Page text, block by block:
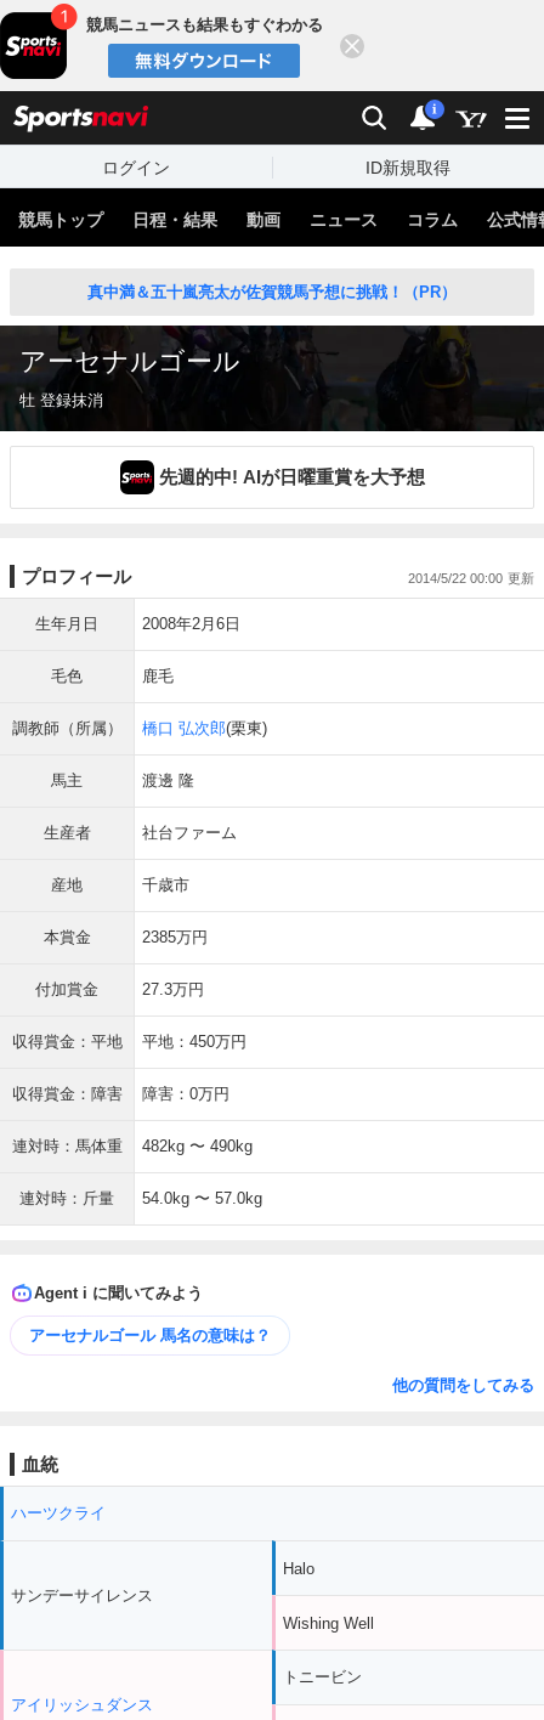
競馬ニュースも結果もすぐわかる
検索 通知
i
ログイン ID新規取得
競馬トップ 日程・結果 動画 ニュース コラム 公式情
真中満＆五十嵐亮太が佐賀競馬予想に挑戦！（PR）
アーセナルゴール
牡 登録抹消
先週的中! AIが日曜重賞を大予想
プロフィール 2014/5/22 00:00
生年月日 2008年2月6日
毛色 鹿毛
調教師（所属） 橋口 弘次郎(栗東)
馬主 渡邊 隆
生産者 社台ファーム
産地 千歳市
本賞金 2385万円
付加賞金 27.3万円
収得賞金：平地 平地：450万円
収得賞金：障害 障害：0万円
連対時：馬体重 482kg 〜 490kg
連対時：斤量 54.0kg 〜 57.0kg
Agent i に聞いてみよう
アーセナルゴール 馬名の意味は？
他の質問をしてみる
血統
ハーツクライ
サンデーサイレンス
アイリッシュダンス
Halo
Wishing Well
トニービン